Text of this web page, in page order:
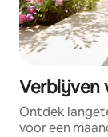
Verblijven
Ontdek
voor een